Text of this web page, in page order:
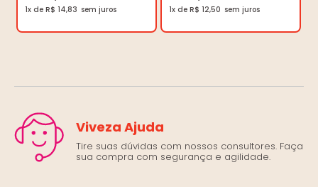
1x de R$ 14,83 1x de R$ 12,50
Viveza Ajuda
Tire suas dúvidas com nossos consultores. Faça
sua compra com segurança e agilidade.